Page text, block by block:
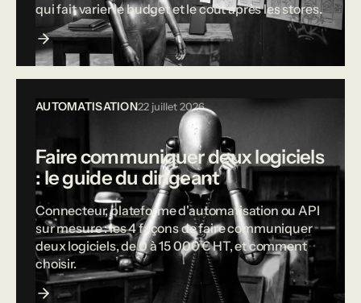
qui fait varier le budget et le coût après les stores.
AUTOMATISATION22 juillet 2026
Faire communiquer deux logiciels
: le guide du dirigeant
Connecteur, plateforme d'automatisation ou API
sur mesure : les 4 façons de faire communiquer
deux logiciels, de 0 à 15 000 € HT, et comment
choisir.